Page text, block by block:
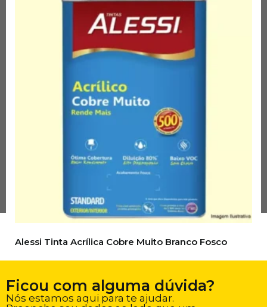
Alessi Tinta Acrílica Cobre Muito Branco Fosco
Ficou com alguma dúvida?
Nós estamos aqui para te ajudar.